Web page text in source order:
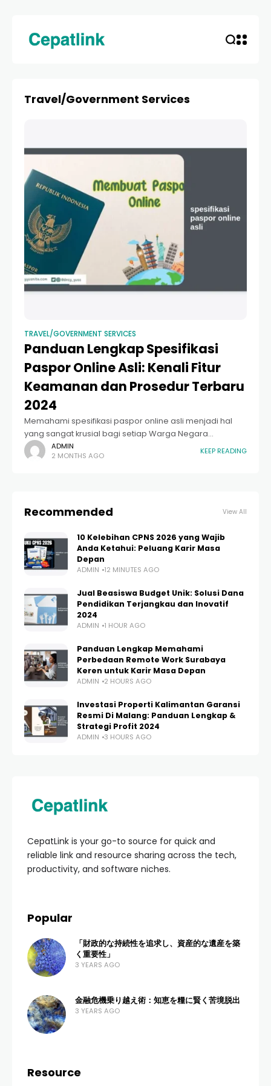
Travel/Government Services
TRAVEL/GOVERNMENT SERVICES
Panduan Lengkap Spesifikasi
Paspor Online Asli: Kenali Fitur
Keamanan dan Prosedur Terbaru
2024
Memahami spesifikasi paspor online asli menjadi hal
yang sangat krusial bagi setiap Warga Negara
Indonesia (WNI) yang berencana melakukan perjalanan
ke luar negeri. Di tengah pesatnya digitalisasi layanan
ADMIN
2 MONTHS AGO
KEEP READING
Recommended View All
10 Kelebihan CPNS 2026 yang Wajib
Anda Ketahui: Peluang Karir Masa
Depan
ADMIN 12 MINUTES AGO
Jual Beasiswa Budget Unik: Solusi Dana
Pendidikan Terjangkau dan Inovatif
2024
ADMIN 1 HOUR AGO
Panduan Lengkap Memahami
Perbedaan Remote Work Surabaya
Keren untuk Karir Masa Depan
ADMIN 2 HOURS AGO
Investasi Properti Kalimantan Garansi
Resmi Di Malang: Panduan Lengkap &
Strategi Profit 2024
ADMIN 3 HOURS AGO
CepatLink is your go-to source for quick and
reliable link and resource sharing across the tech,
productivity, and software niches.
Popular
「財政的な持続性を追求し、資産的な遺産を築
く重要性」
3 YEARS AGO
金融危機乗り越え術：知恵を糧に賢く苦境脱出
3 YEARS AGO
Resource